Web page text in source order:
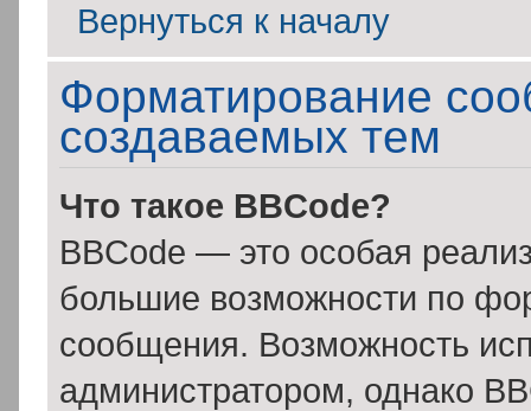
Вернуться к началу
Форматирование
создаваемых тем
Что такое BBCode?
BBCode — это особая
большие возможности по
сообщения. Возможность
администратором, однако